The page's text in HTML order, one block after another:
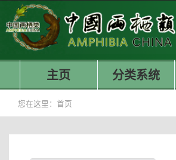
主页 分类系统
您在这里： 首页